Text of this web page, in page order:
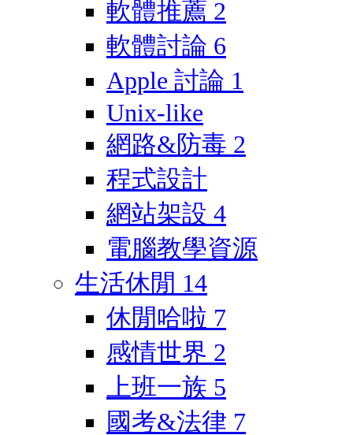
軟體推薦 2
軟體討論 6
Apple 討論 1
Unix-like
網路&防毒 2
程式設計
網站架設 4
電腦教學資源
生活休閒 14
休閒哈啦 7
感情世界 2
上班一族 5
國考&法律 7